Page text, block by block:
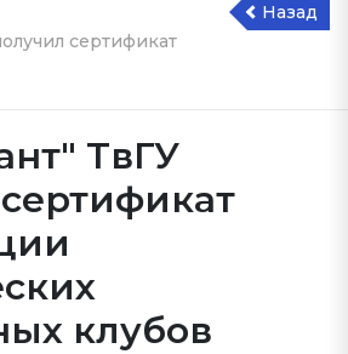
сертификат
Назад
ТвГУ
клубов